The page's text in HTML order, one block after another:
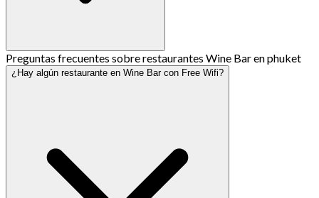
Preguntas frecuentes sobre restaurantes Wine Bar en phuket
¿Hay algún restaurante en Wine Bar con Free Wifi?